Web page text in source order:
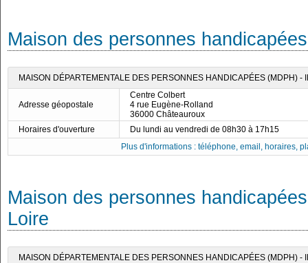
Maison des personnes
MAISON DÉPARTEMENTALE DES PERSONNES HANDICAPÉES (MDPH) -
Adresse géopostale
Centre Colbert
4 rue Eugène-Rolland
36000 Châteauroux
Horaires d'ouverture
Du lundi au vendredi de 08h30 à 17h15
Plus d'informations : téléphone, email, horaires,
Maison des personnes
Loire
MAISON DÉPARTEMENTALE DES PERSONNES HANDICAPÉES (MDPH) -